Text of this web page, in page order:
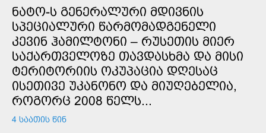
ᲜᲐᲢᲝ-Ს ᲒᲔᲜᲔᲠᲐᲚᲣᲠᲘ ᲛᲓᲘᲕᲜᲘᲡ
ᲡᲞᲔᲪᲘᲐᲚᲣᲠᲘ ᲬᲐᲠᲛᲝᲛᲐᲓᲒᲔᲜᲔᲚᲘ
ᲙᲔᲕᲘᲜ ᲰᲐᲛᲘᲚᲢᲝᲜᲘ – ᲠᲣᲡᲔᲗᲘᲡ ᲛᲘᲔᲠ
ᲡᲐᲥᲐᲠᲗᲕᲔᲚᲝᲖᲔ ᲗᲐᲕᲓᲐᲡᲮᲛᲐ ᲓᲐ ᲛᲘᲡᲘ
ᲢᲔᲠᲘᲢᲝᲠᲘᲘᲡ ᲝᲙᲣᲞᲐᲪᲘᲐ ᲓᲦᲔᲡᲐᲪ
ᲘᲡᲔᲗᲘᲕᲔ ᲣᲙᲐᲜᲝᲜᲝ ᲓᲐ ᲛᲘᲣᲦᲔᲑᲔᲚᲘᲐ,
ᲠᲝᲒᲝᲠᲪ 2008 ᲬᲔᲚᲡ...
4 ᲡᲐᲐᲗᲘᲡ ᲬᲘᲜ